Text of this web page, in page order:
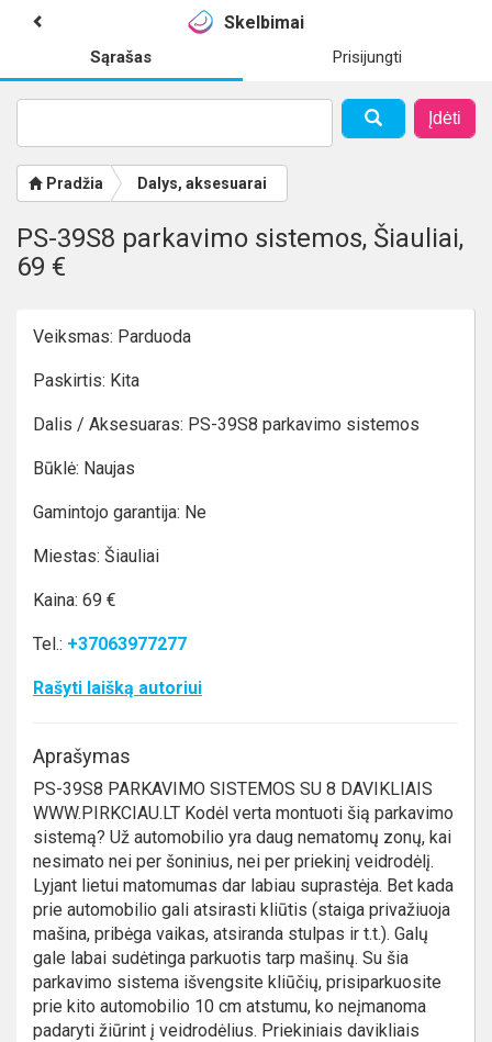
Skelbimai
Sąrašas Prisijungti
Įdėti
Pradžia Dalys, aksesuarai
PS-39S8 parkavimo sistemos, Šiauliai,
69 €
Veiksmas: Parduoda
Paskirtis: Kita
Dalis / Aksesuaras: PS-39S8 parkavimo sistemos
Būklė: Naujas
Gamintojo garantija: Ne
Miestas: Šiauliai
Kaina: 69 €
Tel.: +37063977277
Rašyti laišką autoriui
Aprašymas
PS-39S8 PARKAVIMO SISTEMOS SU 8 DAVIKLIAIS
WWW.PIRKCIAU.LT Kodėl verta montuoti šią parkavimo
sistemą? Už automobilio yra daug nematomų zonų, kai
nesimato nei per šoninius, nei per priekinį veidrodėlį.
Lyjant lietui matomumas dar labiau suprastėja. Bet kada
prie automobilio gali atsirasti kliūtis (staiga privažiuoja
mašina, pribėga vaikas, atsiranda stulpas ir t.t.). Galų
gale labai sudėtinga parkuotis tarp mašinų. Su šia
parkavimo sistema išvengsite kliūčių, prisiparkuosite
prie kito automobilio 10 cm atstumu, ko neįmanoma
padaryti žiūrint į veidrodėlius. Priekiniais davikliais